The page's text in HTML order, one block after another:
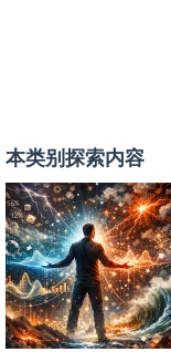
本类别探索内容